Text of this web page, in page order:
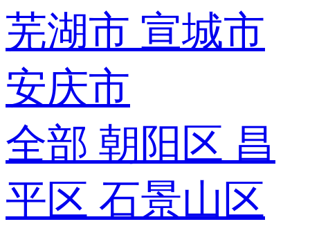
芜湖市 宣城市
安庆市
全部 朝阳区 昌
平区 石景山区